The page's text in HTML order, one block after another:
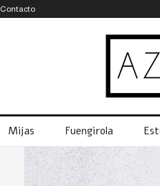
Contacto
Mijas Fuengirola